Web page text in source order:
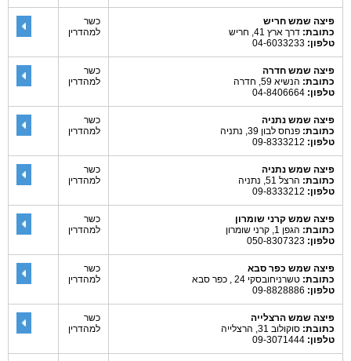
פיצה שמש חריש
כתובת: דרך ארץ 41, חריש
טלפון:
כשר
למהדרין
פיצה שמש חדרה
כתובת: הנשיא 59, חדרה
טלפון:
כשר
למהדרין
פיצה שמש נתניה
כתובת: פנחס לבון 39, נתניה
טלפון:
כשר
למהדרין
פיצה שמש נתניה
כתובת: הרצל 51, נתניה
טלפון:
כשר
למהדרין
פיצה שמש קרני שומרון
כתובת: הגפן 1, קרני שומרון
טלפון:
כשר
למהדרין
פיצה שמש כפר סבא
כתובת: טשרניחובסקי 24 , כפר סבא
טלפון:
כשר
למהדרין
פיצה שמש הרצלייה
כתובת: סוקולוב 31, הרצלייה
טלפון:
כשר
למהדרין